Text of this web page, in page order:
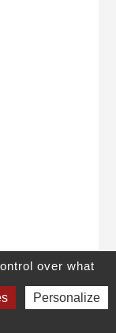
, 19300Egletons
légales
over what
Personalize